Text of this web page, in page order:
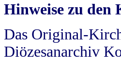
Hinweise zu den
Das Original-
Diözesanarchiv